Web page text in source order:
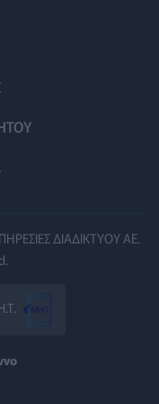
εκατ. δολάρια
εργαζομένους
πιο
το χειρουργείο
ΔΙΑΔΙΚΤΥΟΥ ΑΕ.